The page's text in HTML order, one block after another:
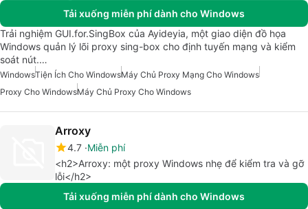
Tải xuống miễn phí dành cho Windows
Trải nghiệm GUI.for.SingBox của Ayideyia, một giao diện đồ họa
Windows quản lý lõi proxy sing-box cho định tuyến mạng và kiểm
soát nút.…
WindowsTiện Ích Cho WindowsMáy Chủ Proxy Mạng Cho Windows
Proxy Cho WindowsMáy Chủ Proxy Cho Windows
Arroxy
4.7 Miễn phí
<h2>Arroxy: một proxy Windows nhẹ để kiểm tra và gỡ
lỗi</h2>
Tải xuống miễn phí dành cho Windows